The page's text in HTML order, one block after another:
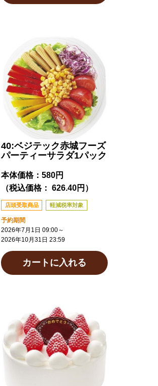
40:ベジテック赤城フーズ
パーティーサラダ1パック
本体価格： 580円
（税込価格： 626.40円）
店頭受取商品 軽減税率対象
予約期間
2026年7月1日 09:00～
2026年10月31日 23:59
カートに入れる